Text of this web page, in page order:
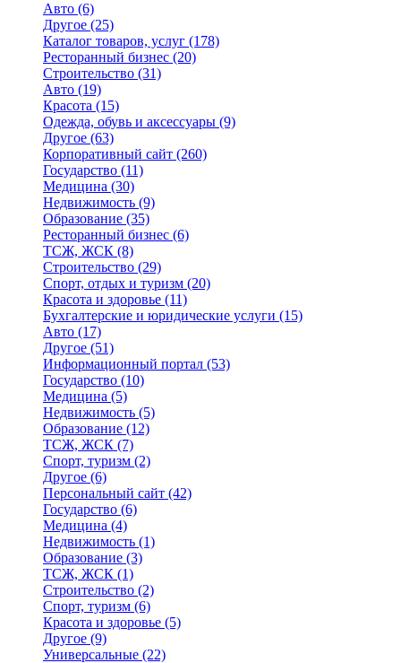
Авто (6)
Другое (25)
Каталог товаров, услуг (178)
Ресторанный бизнес (20)
Строительство (31)
Авто (19)
Красота (15)
Одежда, обувь и аксессуары (9)
Другое (63)
Корпоративный сайт (260)
Государство (11)
Медицина (30)
Недвижимость (9)
Образование (35)
Ресторанный бизнес (6)
ТСЖ, ЖСК (8)
Строительство (29)
Спорт, отдых и туризм (20)
Красота и здоровье (11)
Бухгалтерские и юридические услуги (15)
Авто (17)
Другое (51)
Информационный портал (53)
Государство (10)
Медицина (5)
Недвижимость (5)
Образование (12)
ТСЖ, ЖСК (7)
Спорт, туризм (2)
Другое (6)
Персональный сайт (42)
Государство (6)
Медицина (4)
Недвижимость (1)
Образование (3)
ТСЖ, ЖСК (1)
Строительство (2)
Спорт, туризм (6)
Красота и здоровье (5)
Другое (9)
Универсальные (22)